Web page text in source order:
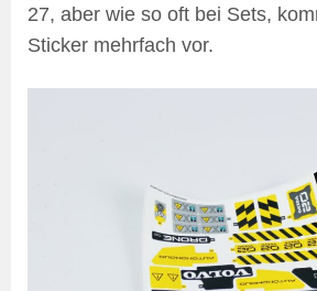
27, aber wie so oft bei Sets,
Sticker mehrfach vor.